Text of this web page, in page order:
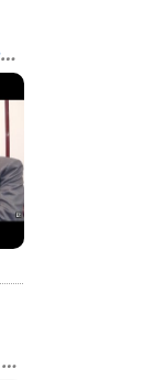
Не тормози! Интервью Ра...
Интервью Дмитрия Медвед...